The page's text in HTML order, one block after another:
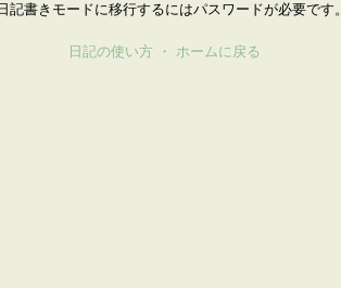
記書きモードに移行するにはパスワードが必要です。
日記の使い方 ・ ホームに戻る